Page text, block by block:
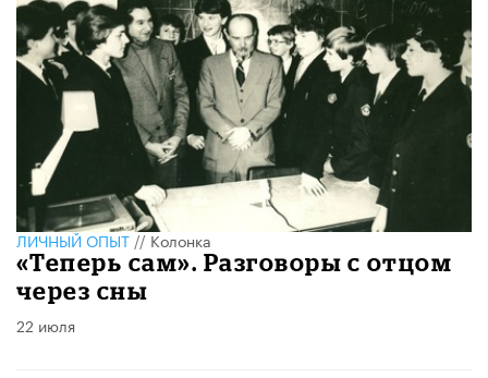
ЛИЧНЫЙ ОПЫТ//Колонка
«Теперь сам». Разговоры с отцом
через сны
22 июля